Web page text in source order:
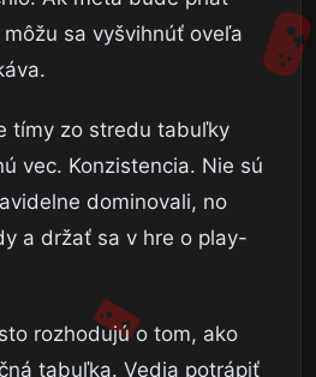
sa vyšvihnúť oveľa
tímy zo stredu tabuľky
vec. Konzistencia. Nie sú
dominovali, no
a držať sa v hre o play-
rozhodujú o tom, ako
tabuľka. Vedia potrápiť